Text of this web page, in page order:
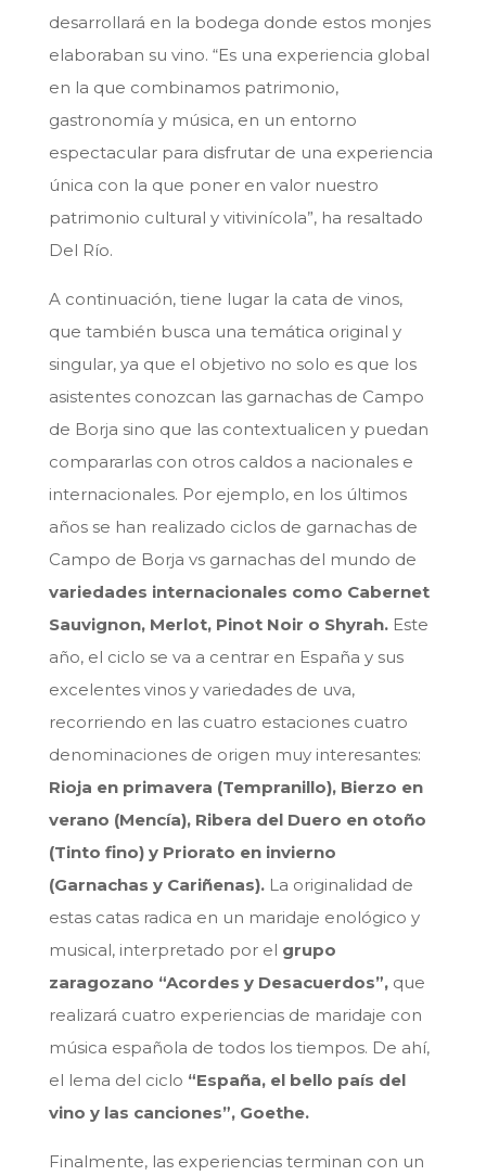
desarrollará en la bodega donde estos monjes
elaboraban su vino. “Es una experiencia global
en la que combinamos patrimonio,
gastronomía y música, en un entorno
espectacular para disfrutar de una experiencia
única con la que poner en valor nuestro
patrimonio cultural y vitivinícola”, ha resaltado
Del Río.
A continuación, tiene lugar la cata de vinos,
que también busca una temática original y
singular, ya que el objetivo no solo es que los
asistentes conozcan las garnachas de Campo
de Borja sino que las contextualicen y puedan
compararlas con otros caldos a nacionales e
internacionales. Por ejemplo, en los últimos
años se han realizado ciclos de garnachas de
Campo de Borja vs garnachas del mundo de
variedades internacionales como Cabernet
Sauvignon, Merlot, Pinot Noir o Shyrah.Este
año, el ciclo se va a centrar en España y sus
excelentes vinos y variedades de uva,
recorriendo en las cuatro estaciones cuatro
denominaciones de origen muy interesantes:
Rioja en primavera (Tempranillo), Bierzo en
verano (Mencía), Ribera del Duero en otoño
(Tinto fino) y Priorato en invierno
(Garnachas y Cariñenas).La originalidad de
estas catas radica en un maridaje enológico y
musical, interpretado por el grupo
zaragozano “Acordes y Desacuerdos”,que
realizará cuatro experiencias de maridaje con
música española de todos los tiempos. De ahí,
el lema del ciclo “España, el bello país del
vino y las canciones”, Goethe.
Finalmente, las experiencias terminan con un